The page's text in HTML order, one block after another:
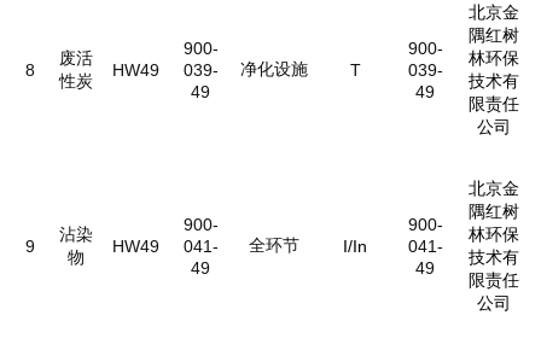
8
废活
性炭
HW49
900-
039-
49
净化设施 T
900-
039-
49
北京金
隅红树
林环保
技术有
限责任
公司
9
沾染
物
HW49
900-
041-
49
全环节 I/In
900-
041-
49
北京金
隅红树
林环保
技术有
限责任
公司